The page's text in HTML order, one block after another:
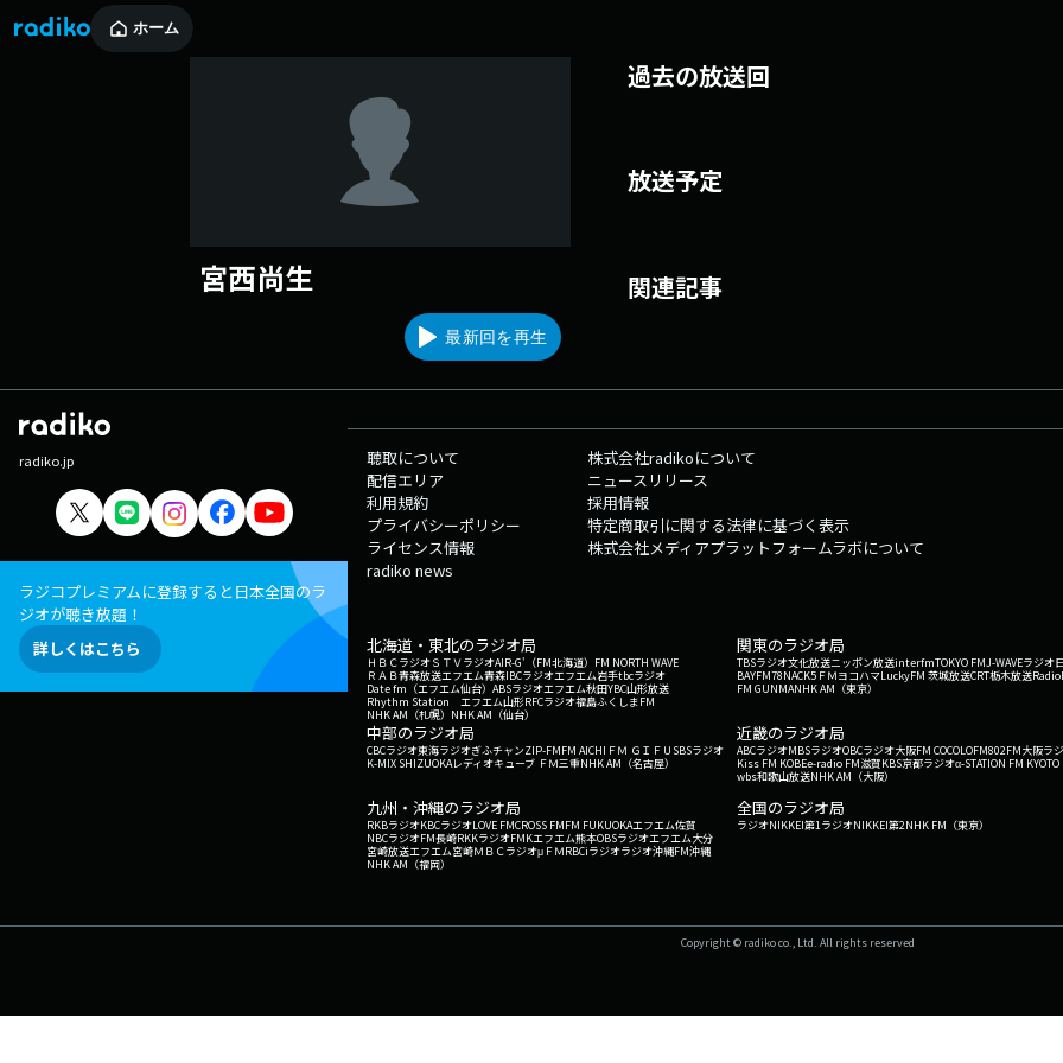
ホーム
宮西尚生
最新回を再生
過去の放送回
放送予定
関連記事
radiko.jp
ラジコプレミアムに登録すると日本全国のラ
ジオが聴き放題！
詳しくはこちら
聴取について
配信エリア
利用規約
プライバシーポリシー
ライセンス情報
radiko news
株式会社radikoについて
ニュースリリース
採用情報
特定商取引に関する法律に基づく表示
株式会社メディアプラットフォームラボについて
北海道・東北のラジオ局
ＨＢＣラジオＳＴＶラジオAIR-G'（FM北海道） FM NORTH WAVE
ＲＡＢ青森放送エフエム青森IBCラジオエフエム岩手tbcラジオ
Date fm（エフエム仙台） ABSラジオエフエム秋田YBC山形放送
Rhythm Station エフエム山形RFCラジオ福島ふくしまFM
NHK AM（札幌） NHK AM（仙台）
関東のラジオ局
TBSラジオ文化放送ニッポン放送interfmTOKYO FMJ-WAVEラジオ
BAYFM78NACK5 ＦＭヨコハマLuckyFM 茨城放送CRT栃木放送
FM GUNMANHK AM（東京）
中部のラジオ局
CBCラジオ東海ラジオぎふチャンZIP-FMFM AICHI ＦＭ ＧＩＦＵ SBSラジオ
K-MIX SHIZUOKAレディオキューブ ＦＭ三重NHK AM（名古屋）
近畿のラジオ局
ABCラジオMBSラジオOBCラジオ大阪FM COCOLOFM802FM大阪ラ
Kiss FM KOBEe-radio FM滋賀KBS京都ラジオα-STATION FM KYOTO
wbs和歌山放送NHK AM（大阪）
九州・沖縄のラジオ局
RKBラジオKBCラジオLOVE FMCROSS FMFM FUKUOKAエフエム佐賀
NBCラジオFM長崎RKKラジオFMKエフエム熊本OBSラジオエフエム大分
宮崎放送エフエム宮崎ＭＢＣラジオμＦＭRBCiラジオラジオ沖縄FM沖縄
NHK AM（福岡）
全国のラジオ局
ラジオNIKKEI第1ラジオNIKKEI第2NHK FM（東京）
Copyright © radiko co., Ltd. All rights reserved